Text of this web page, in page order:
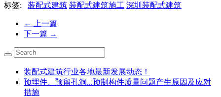
标签: 装配式建筑 装配式建筑施工 深圳装配式建筑
←
上一篇
下一篇 →
装配式建筑行业各地最新发展动态！
预埋件、预留孔洞...预制构件质量问题产生原因及应对
措施